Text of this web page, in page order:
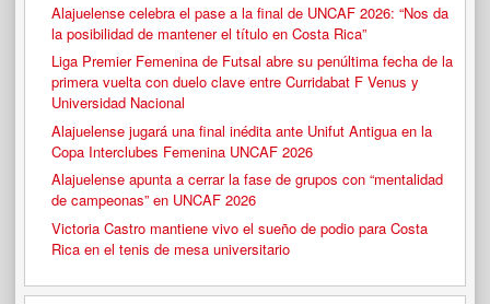
Alajuelense celebra el pase a la final de UNCAF 2026: “Nos da
la posibilidad de mantener el título en Costa Rica”
Liga Premier Femenina de Futsal abre su penúltima fecha de la
primera vuelta con duelo clave entre Curridabat F Venus y
Universidad Nacional
Alajuelense jugará una final inédita ante Unifut Antigua en la
Copa Interclubes Femenina UNCAF 2026
Alajuelense apunta a cerrar la fase de grupos con “mentalidad
de campeonas” en UNCAF 2026
Victoria Castro mantiene vivo el sueño de podio para Costa
Rica en el tenis de mesa universitario